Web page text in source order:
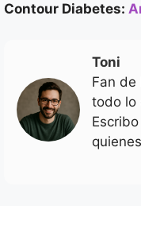
Contour Diabetes:
Toni
Fan de
todo lo